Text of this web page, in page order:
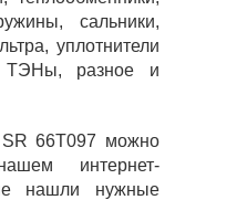
сальники,
уплотнители
ТЭНы, разное и
66T097 можно
интернет-
нашли нужные